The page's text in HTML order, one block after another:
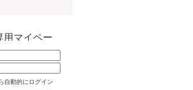
自動的にログイン